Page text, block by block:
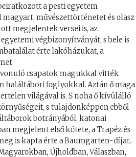
a pesti egyetem
művészettörténetet és olasz
megjelentek versei is, az
végbizonyítványát, s bele is
érte lakóházukat, a
csapatok magukkal vitték
haláltábori foglyokkal. Aztán ő maga
világával is. S noha ő kívülálló
s tulajdonképpen ebből
botrányából, katonai
megjelent első kötete, a Trapéz és
is kapta érte a Baumgarten-díjat.
Újholdban, Válaszban,